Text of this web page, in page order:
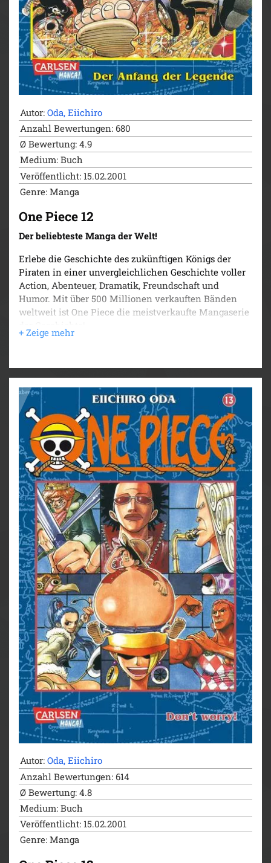
Autor: Oda, Eiichiro
Anzahl Bewertungen: 680
Ø Bewertung: 4.9
Medium: Buch
Veröffentlicht: 15.02.2001
Genre: Manga
One Piece 12
Der beliebteste Manga der Welt!
Erlebe die Geschichte des zukünftigen Königs der
Piraten in einer unvergleichlichen Geschichte voller
Action, Abenteuer, Dramatik, Freundschaft und
Humor. Mit über 500 Millionen verkauften Bänden
weltweit ist One Piece die meistverkaufte Mangaserie
seine Freunde endlich auf der Grand Line. Doch hier
spielt das Wetter verrückt, Namis Navigationskünste
helfen nicht weiter und dann will ihnen auch noch
ein trauernder Riesenwal an den Kragen. Zum Glück
werden sie wenigstens auf Whiskey Peak, der Kaktus
Insel, freundlich aufgenommen... oder doch nicht?
Für Fans von Naruto, Dragon Ball, My Hero Academia
und Fairy Tail!
Weitere Infos:
- Anime-Serie bei Crunchyroll, Wakanim und Anime
on Demand
- bisher 13 Anime-Kinofilme
- DVD/BD bei Kazé
- Live-Action-Netflixserie geplant
- diverse Videospiele
- ab 10 Jahren
Autor: Oda, Eiichiro
Anzahl Bewertungen: 614
Ø Bewertung: 4.8
Medium: Buch
Veröffentlicht: 15.02.2001
Genre: Manga